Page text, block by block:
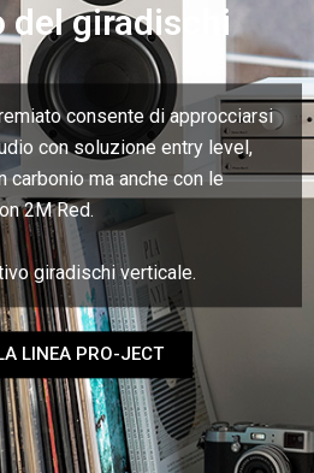
del giradischi
consente di approcciarsi
con soluzione entry level,
carbonio ma anche con le
2M Red.
giradischi verticale.
LINEA PRO-JECT